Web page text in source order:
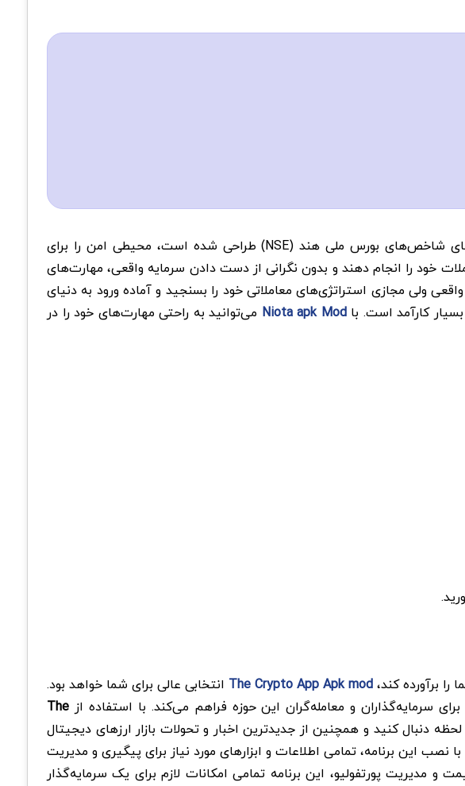
اپلیکیشن اندرویدی نیوتا که به طور خاص برای انجام معاملات شبیه‌سازی شده در قراردادهای آپشن‌های شاخص‌های بورس ملی هند (NSE) طراحی شده است، محیطی امن را برای
خود را انجام دهند و بدون نگرانی از دست دادن سرمایه واقعی، مهارت‌های
ولی مجازی استراتژی‌های معاملاتی خود را بسنجید و آماده ورود به دنیای
کارآمد است. باNiota apk Mod می‌توانید به راحتی مهارت‌های خود را در
برآورده کند،The Crypto App Apk mod انتخابی عالی برای شما خواهد بود.
سرمایه‌گذاران و معامله‌گران این حوزه فراهم می‌کند. با استفاده از The
دنبال کنید و همچنین از جدیدترین اخبار و تحولات بازار ارزهای دیجیتال
این برنامه، تمامی اطلاعات و ابزارهای مورد نیاز برای پیگیری و مدیریت
مدیریت پورتفولیو، این برنامه تمامی امکانات لازم برای یک سرمایه‌گذار